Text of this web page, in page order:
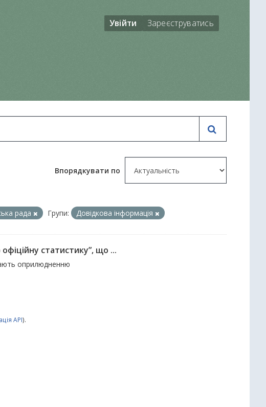
Увійти Зареєструватись
Впорядкувати по
рада Групи: Довідкова інформація
статистику”, що ...
оприлюдненню
API).